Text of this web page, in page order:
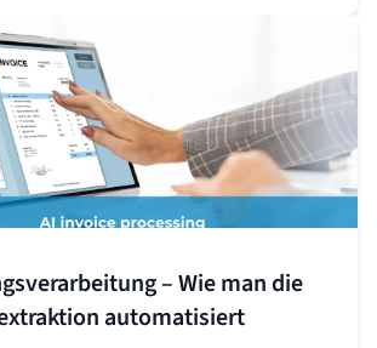
– Wie man die
automatisiert